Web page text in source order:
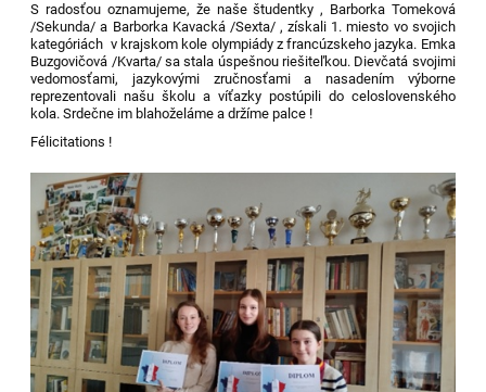
S radosťou oznamujeme, že naše študentky , Barborka Tomeková
/Sekunda/ a Barborka Kavacká /Sexta/ , získali 1. miesto vo svojich
kategóriách v krajskom kole olympiády z francúzskeho jazyka. Emka
Buzgovičová /Kvarta/ sa stala úspešnou riešiteľkou. Dievčatá svojimi
vedomosťami, jazykovými zručnosťami a nasadením výborne
reprezentovali našu školu a víťazky postúpili do celoslovenského
kola. Srdečne im blahoželáme a držíme palce !
Félicitations !